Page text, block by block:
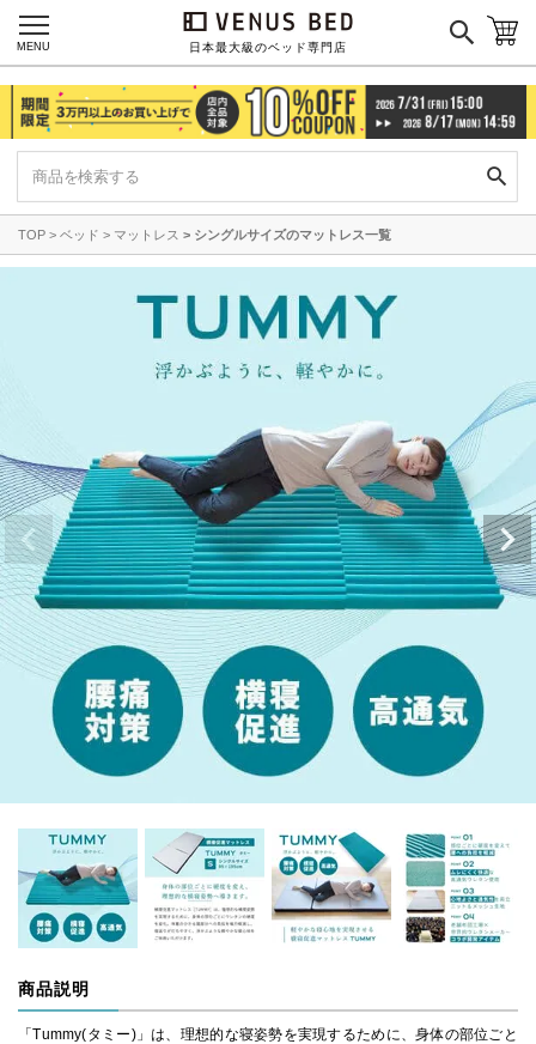
日本最大級のベッド専門店
MENU
TOP ベッド マットレス シングルサイズのマットレス一覧
商品説明
「Tummy(タミー)」は、理想的な寝姿勢を実現するために、身体の部位ごと